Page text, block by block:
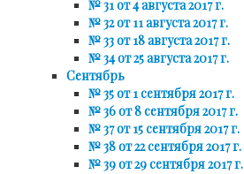
№ 31 от 4 августа 2017 г.
№ 32 от 11 августа 2017 г.
№ 33 от 18 августа 2017 г.
№ 34 от 25 августа 2017 г.
Сентябрь
№ 35 от 1 сентября 2017 г.
№ 36 от 8 сентября 2017 г.
№ 37 от 15 сентября 2017 г.
№ 38 от 22 сентября 2017 г.
№ 39 от 29 сентября 2017 г.